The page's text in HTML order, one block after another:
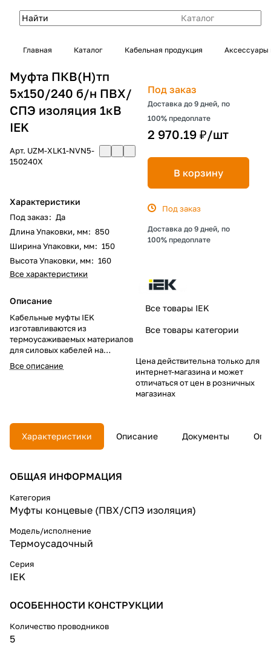
Каталог
Главная Каталог Кабельная продукция Аксессуары
Муфта ПКВ(Н)тп
5х150/240 б/н ПВХ/
СПЭ изоляция 1кВ
IEK
Арт. UZM-XLK1-NVN5-
150240X
Характеристики
Под заказ: Да
Длина Упаковки, мм: 850
Ширина Упаковки, мм: 150
Высота Упаковки, мм: 160
Все характеристики
Описание
Кабельные муфты IEK
изготавливаются из
термоусаживаемых материалов
для силовых кабелей на
напряжение до 1 кВ с
различными типами защитного
Муфты кабельные концевые
ПКВ(Н)тп для внутренней и
наружной установки
электросети с помощью
пятижильных силовых кабелей
с ПВХ/СПЭ изоляцией без
до 1 кВ постоянного и
переменного тока.
Муфты предназначены для
монтажа на кабелях типа:
АПвВГ-1, ПвВГ-1, их аналогов и
модификаций.
Все описание
Под заказ
Доставка до 9 дней, по
100% предоплате
2 970.19 ₽/шт
В корзину
Под заказ
Доставка до 9 дней, по
100% предоплате
Все товары IEK
Все товары категории
Цена действительна только для
интернет-магазина и может
отличаться от цен в розничных
магазинах
Характеристики Описание Документы
ОБЩАЯ ИНФОРМАЦИЯ
Категория
Муфты концевые (ПВХ/СПЭ изоляция)
Модель/исполнение
Термоусадочный
Серия
IEK
ОСОБЕННОСТИ КОНСТРУКЦИИ
Количество проводников
5